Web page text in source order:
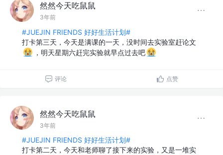
然然今天吃鼠鼠
3年前
#JUEJIN FRIENDS 好好生活计划#
打卡第三天，今天是满课的一天，没时间去实验室赶论文
，明天星期六赶完实验就早点过去吧
评论 点赞
然然今天吃鼠鼠
3年前
#JUEJIN FRIENDS 好好生活计划#
打卡第二天，今天和老师聊了接下来的实验，又是一堆实